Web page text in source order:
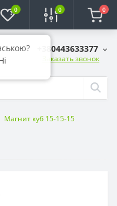
0 0 0
+380443633377
Заказать звонок
Магнит куб 15-15-15